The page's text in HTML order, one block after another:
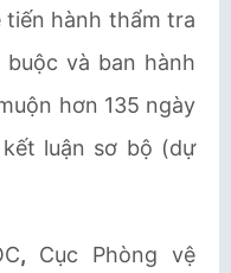
tiến hành thẩm tra
và ban hành
hơn 135 ngày
luận sơ bộ (dự
, Cục Phòng vệ